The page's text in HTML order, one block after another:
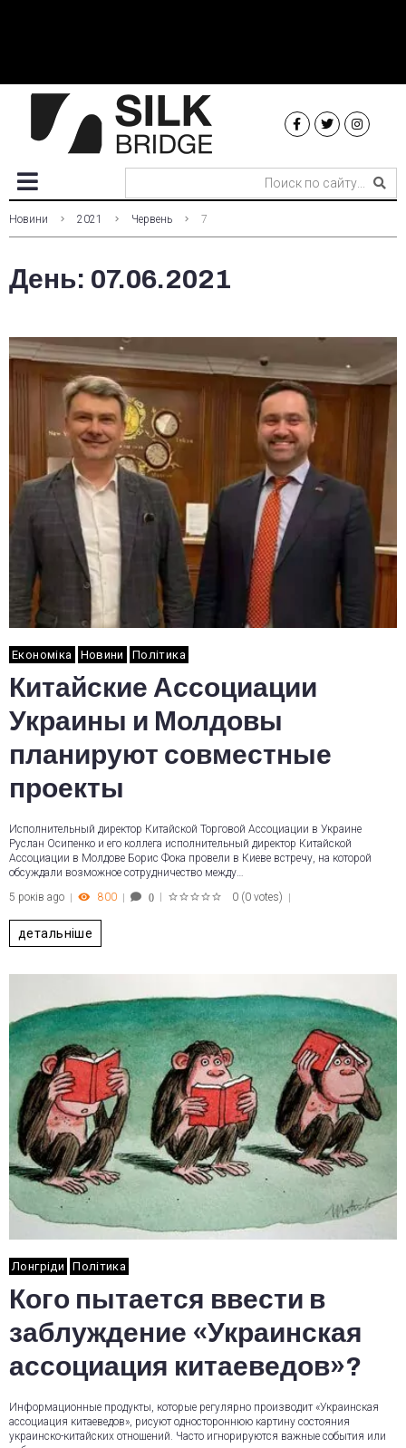
Новини 2021 Червень 7
День: 07.06.2021
Економіка Новини Політика
Китайские Ассоциации
Украины и Молдовы
планируют совместные
проекты
Исполнительный директор Китайской Торговой Ассоциации в Украине
Руслан Осипенко и его коллега исполнительный директор Китайской
Ассоциации в Молдове Борис Фока провели в Киеве встречу, на которой
обсуждали возможное сотрудничество между…
5 років ago
800 0 0 (0 votes)
детальніше
Лонгріди Політика
Кого пытается ввести в
заблуждение «Украинская
ассоциация китаеведов»?
Информационные продукты, которые регулярно производит «Украинская
ассоциация китаеведов», рисуют одностороннюю картину состояния
украинско-китайских отношений. Часто игнорируются важные события или